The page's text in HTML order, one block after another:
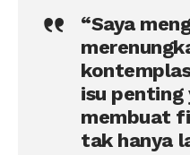
“Saya
isu penting
membuat
tak hanya